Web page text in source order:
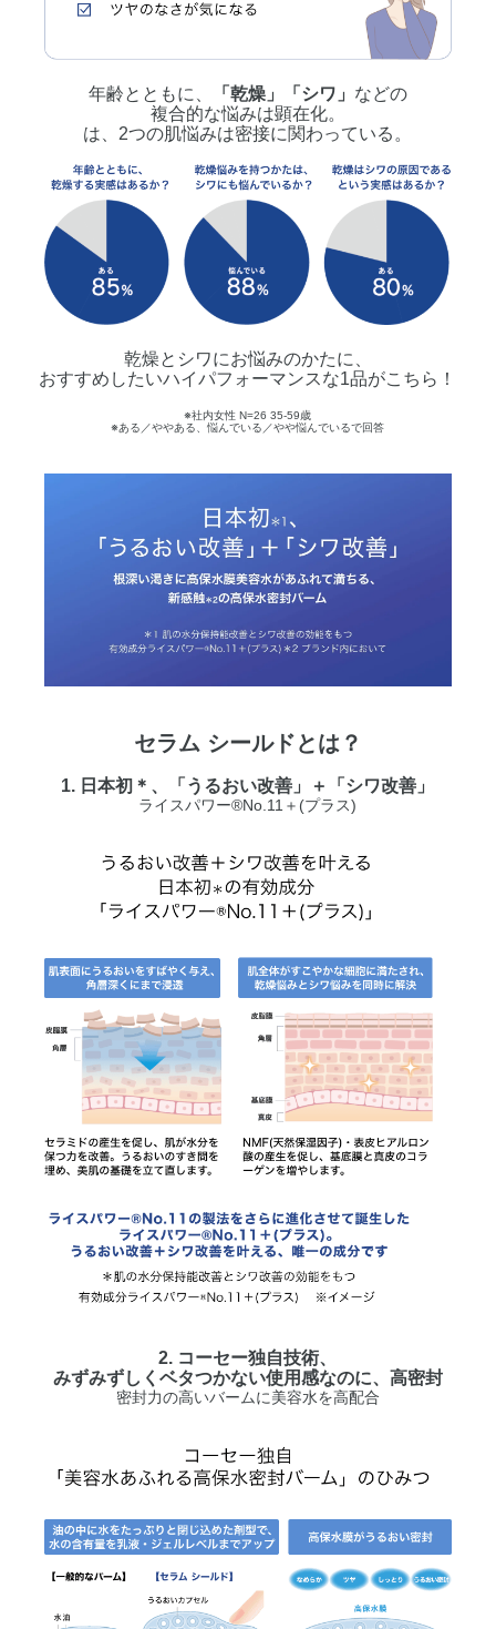
年齢とともに、 「乾燥」「シワ」 などの
複合的な悩みは顕在化。
は、2つの肌悩みは密接に関わっている。
乾燥とシワにお悩みのかたに、
おすすめしたいハイパフォーマンスな1品がこちら！
※社内女性 N=26 35-59歳
※ある／ややある、悩んでいる／やや悩んでいるで回答
セラム シールドとは？
1. 日本初＊、「うるおい改善」＋「シワ改善」
ライスパワー®No.11＋(プラス)
2. コーセー独自技術、
みずみずしくベタつかない使用感なのに、高密封
密封力の高いバームに美容水を高配合